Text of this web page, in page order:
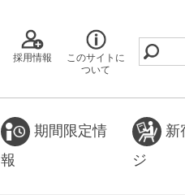
採用情報
このサイトに
ついて
期間限定情
報
新
ジ